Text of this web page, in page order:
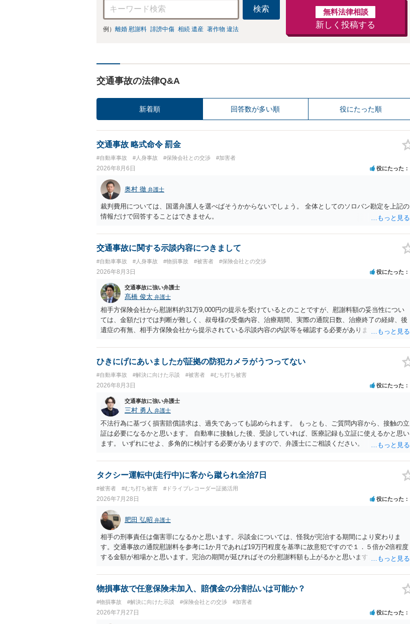
検索
例） 離婚 慰謝料 誹謗中傷 相続 遺産 著作物 違法
無料法律相談
新しく投稿する
交通事故の法律Q&A
新着順 回答数が多い順 役にたった順
交通事故 略式命令 罰金
#自動車事故 #人身事故 #保険会社との交渉 #加害者
2026年8月6日 役にたった
奥村 徹 弁護士
裁判費用については、国選弁護人を選べばそうかからないでしょう。 全体としてのソロバン勘定を上記の
情報だけで回答することはできません。
交通事故に関する示談内容につきまして
#自動車事故 #人身事故 #物損事故 #被害者 #保険会社との交渉
2026年8月3日 役にたった
交通事故に強い弁護士
髙橋 俊太 弁護士
相手方保険会社から慰謝料約31万9,000円の提示を受けているとのことですが、慰謝料額の妥当性につい
ては、金額だけでは判断が難しく、叔母様の受傷内容、治療期間、実際の通院日数、治療終了の経緯、後
遺症の有無、相手方保険会社から提示されている示談内容の内訳等を確認する必要があります。保険会社
で、以下の資料・情報を準備した上で、弁護士に個別に相談することをお勧めいたします。 ・相手方保険
会社から届いている示談金額の提示書類 ・叔母様の診断名、けがの内容 ・治療開始日及び治療終了日 ・
今回の事故で利用できる弁護士費用特約が付帯しているか なお、被害者は叔母様ご本人となりますので、
弁護士が受任する場合には、叔母様ご本人の依頼意思等を確認する必要があります。日本語での十分な意
思疎通が難しいとのことですので、そのあたりのご事情も踏まえて、依頼意思の確認方法等を検討する必
要があると思われます。
ひきにげにあいましたが証拠の防犯カメラがうつってない
#自動車事故 #解決に向けた示談 #被害者 #むち打ち被害
2026年8月3日 役にたった
交通事故に強い弁護士
三村 勇人 弁護士
不法行為に基づく損害賠償請求は、過失であっても認められます。 もっとも、ご質問内容から、接触の立
証は必要になるかと思います。 自動車に接触した後、受診していれば、医療記録も立証に使えるかと思い
ます。 いずれにせよ、多角的に検討する必要がありますので、弁護士にご相談ください。
タクシー運転中(走行中)に客から蹴られ全治7日
#被害者 #むち打ち被害 #ドライブレコーダー証拠活用
2026年7月28日 役にたった
肥田 弘昭 弁護士
相手の刑事責任は傷害罪になるかと思います。示談金については、怪我が完治する期間により変わりま
す。交通事故の通院慰謝料を参考に1か月であれば19万円程度を基準に故意犯ですので１．５倍か2倍程度
する金額が相場かと思います。完治の期間が延びればその分慰謝料額も上がるかと思います。ご参考にし
物損事故で任意保険未加入、賠償金の分割払いは可能か？
#物損事故 #解決に向けた示談 #保険会社との交渉 #加害者
2026年7月27日 役にたった